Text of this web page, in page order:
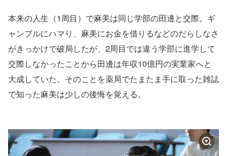
本来の人生（1周目）で麻美は同じ学部の田邊と交際。ギ
ャンブルにハマり、麻美にお金を借りるなどのだらしなさ
がきっかけで破局したが、2周目では違う学部に進学して
交際しなかったことから田邊は年収10億円の実業家へと
大成していた。そのことを薬局でたまたま手に取った雑誌
で知った麻美は少しの後悔を覚える。